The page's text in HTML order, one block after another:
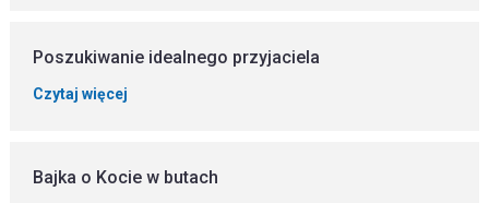
Poszukiwanie idealnego przyjaciela
Czytaj więcej
Bajka o Kocie w butach